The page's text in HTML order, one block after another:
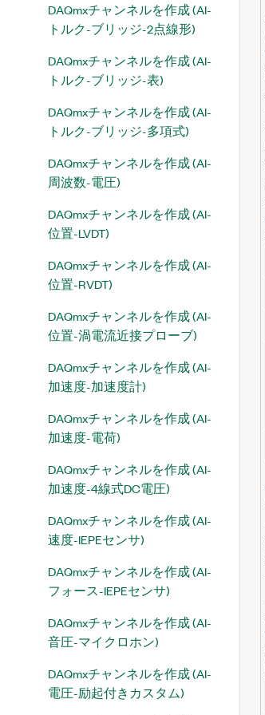
DAQmxチャンネルを作成 (AI-
トルク-ブリッジ-2点線形)
DAQmxチャンネルを作成 (AI-
トルク-ブリッジ-表)
DAQmxチャンネルを作成 (AI-
トルク-ブリッジ-多項式)
DAQmxチャンネルを作成 (AI-
周波数-電圧)
DAQmxチャンネルを作成 (AI-
位置-LVDT)
DAQmxチャンネルを作成 (AI-
位置-RVDT)
DAQmxチャンネルを作成 (AI-
位置-渦電流近接プローブ)
DAQmxチャンネルを作成 (AI-
加速度-加速度計)
DAQmxチャンネルを作成 (AI-
加速度-電荷)
DAQmxチャンネルを作成 (AI-
加速度-4線式DC電圧)
DAQmxチャンネルを作成 (AI-
速度-IEPEセンサ)
DAQmxチャンネルを作成 (AI-
フォース-IEPEセンサ)
DAQmxチャンネルを作成 (AI-
音圧-マイクロホン)
DAQmxチャンネルを作成 (AI-
電圧-励起付きカスタム)